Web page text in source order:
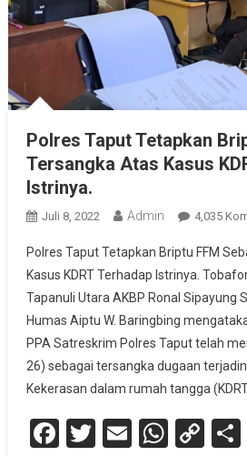
Polres Taput Tetapkan
Tersangka Atas Kasus
Istrinya.
Juli 8, 2022 Admin 4,035
Polres Taput Tetapkan Briptu FFM
Kasus KDRT Terhadap Istrinya.
Tapanuli Utara AKBP Ronal Sipayung
Humas Aiptu W. Baringbing
PPA Satreskrim Polres Taput telah
26) sebagai tersangka dugaan
Kekerasan dalam rumah tangga
Facebook
Twitter
Email